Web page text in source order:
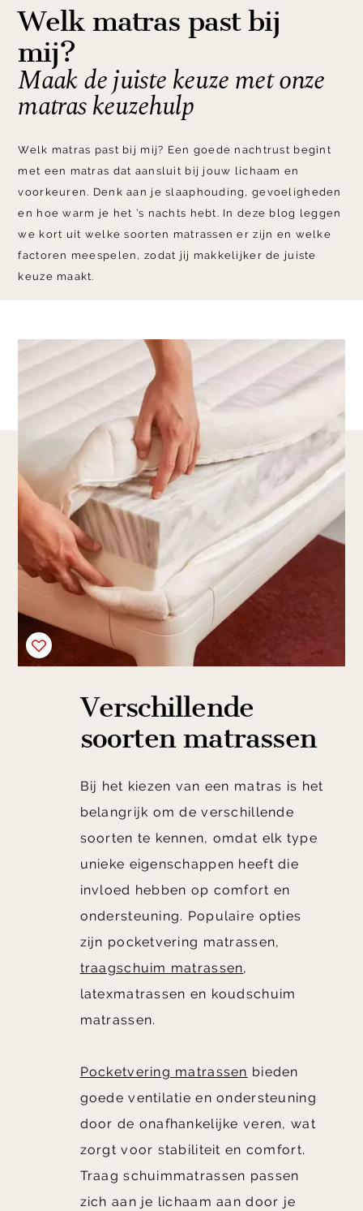
Welk matras past bij
mij?
Maak de juiste keuze met onze
matras keuzehulp
Welk matras past bij mij? Een goede nachtrust begint
met een matras dat aansluit bij jouw lichaam en
voorkeuren. Denk aan je slaaphouding, gevoeligheden
en hoe warm je het ’s nachts hebt. In deze blog leggen
we kort uit welke soorten matrassen er zijn en welke
factoren meespelen, zodat jij makkelijker de juiste
keuze maakt.
Verschillende
soorten matrassen
Bij het kiezen van een matras is het
belangrijk om de verschillende
soorten te kennen, omdat elk type
unieke eigenschappen heeft die
invloed hebben op comfort en
ondersteuning. Populaire opties
zijn pocketvering matrassen,
traagschuim matrassen,
latexmatrassen en koudschuim
matrassen.
Pocketvering matrassen bieden
goede ventilatie en ondersteuning
door de onafhankelijke veren, wat
zorgt voor stabiliteit en comfort.
Traag schuimmatrassen passen
zich aan je lichaam aan door je